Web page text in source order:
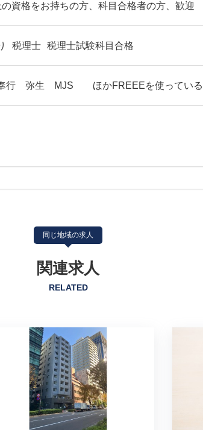
資格をお持ちの方、科目合格者の方、歓迎
税理士 税理士試験科目合格
奉行 弥生 MJS ほかFREEEを使っている
同じ地域の求人
関連求人
RELATED